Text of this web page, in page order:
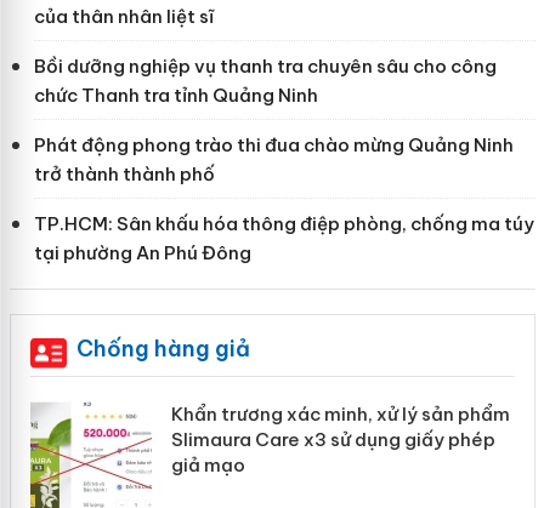
của thân nhân liệt sĩ
Bồi dưỡng nghiệp vụ thanh tra chuyên sâu cho công
chức Thanh tra tỉnh Quảng Ninh
Phát động phong trào thi đua chào mừng Quảng Ninh
trở thành thành phố
TP.HCM: Sân khấu hóa thông điệp phòng, chống ma túy
tại phường An Phú Đông
Chống hàng giả
Khẩn trương xác minh, xử lý sản phẩm
Slimaura Care x3 sử dụng giấy phép
giả mạo